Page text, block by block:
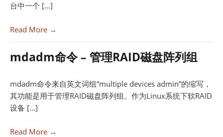
台中一个 […]
Read More →
mdadm命令 – 管理RAID磁盘阵列组
mdadm命令来自英文词组“multiple devices admin”的缩写，
其功能是用于管理RAID磁盘阵列组。作为Linux系统下软RAID
设备 […]
Read More →